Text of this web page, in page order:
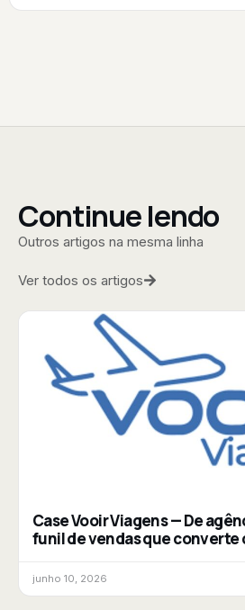
Continue lendo
Outros artigos na mesma linha
Ver todos os artigos
Case Vooir Viagens — De
funil de vendas que converte
junho 10, 2026